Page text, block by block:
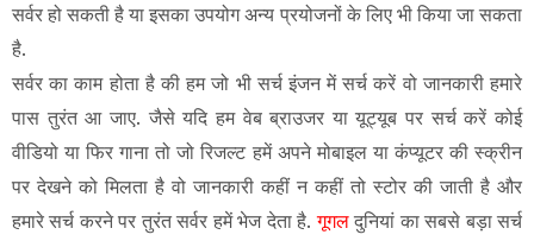
सर्वर हो सकती है या इसका उपयोग अन्य प्रयोजनों के लिए भी किया जा सकता
है.
सर्वर का काम होता है की हम जो भी सर्च इंजन में सर्च करें वो जानकारी हमारे
पास तुरंत आ जाए. जैसे यदि हम वेब ब्राउजर या यूट्यूब पर सर्च करें कोई
वीडियो या फिर गाना तो जो रिजल्ट हमें अपने मोबाइल या कंप्यूटर की स्क्रीन
पर देखने को मिलता है वो जानकारी कहीं न कहीं तो स्टोर की जाती है और
हमारे सर्च करने पर तुरंत सर्वर हमें भेज देता है.गूगलदुनियां का सबसे बड़ा सर्च